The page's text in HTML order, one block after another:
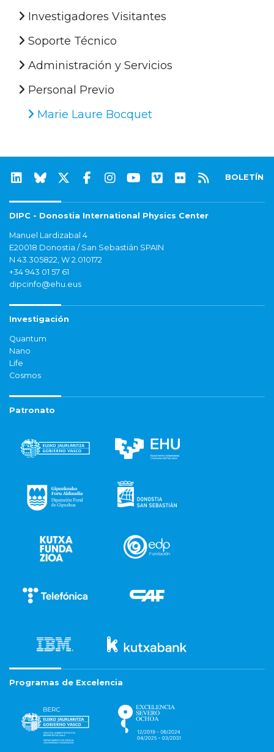
Investigadores Visitantes
Soporte Técnico
Administración y Servicios
Personal Previo
Marie Laure Bocquet
BOLETÍN
DIPC - Donostia International Physics Center
Manuel Lardizabal 4
E20018 Donostia / San Sebastián SPAIN
N 43.305822, W 2.010172
+34 943 01 57 61
dipcinfo@ehu.eus
Investigación
Quantum
Nano
Life
Cosmos
Patronato
Programas de Excelencia